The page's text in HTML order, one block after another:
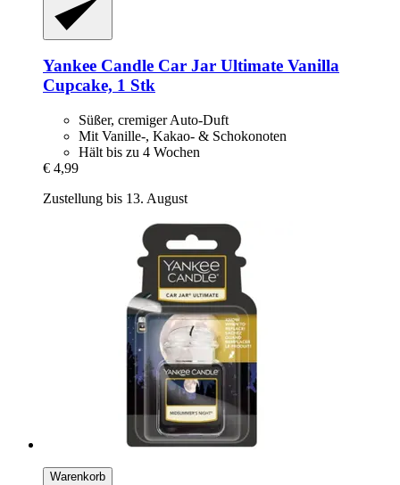
Yankee Candle Car Jar Ultimate Vanilla
Cupcake, 1 Stk
Süßer, cremiger Auto-Duft
Mit Vanille-, Kakao- & Schokonoten
Hält bis zu 4 Wochen
€ 4,99
Zustellung bis 13. August
Warenkorb